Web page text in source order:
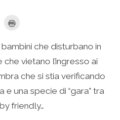
stampare
(Si
apre
in
nuova
finestra)
che disturbano in
vietano l’ingresso ai
che si stia verificando
e una specie di “gara” tra
friendly…